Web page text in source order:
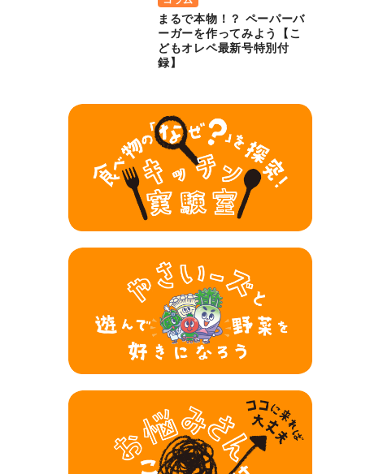
まるで本物！？ ペーパーバ
ーガーを作ってみよう【こ
どもオレペ最新号特別付
録】